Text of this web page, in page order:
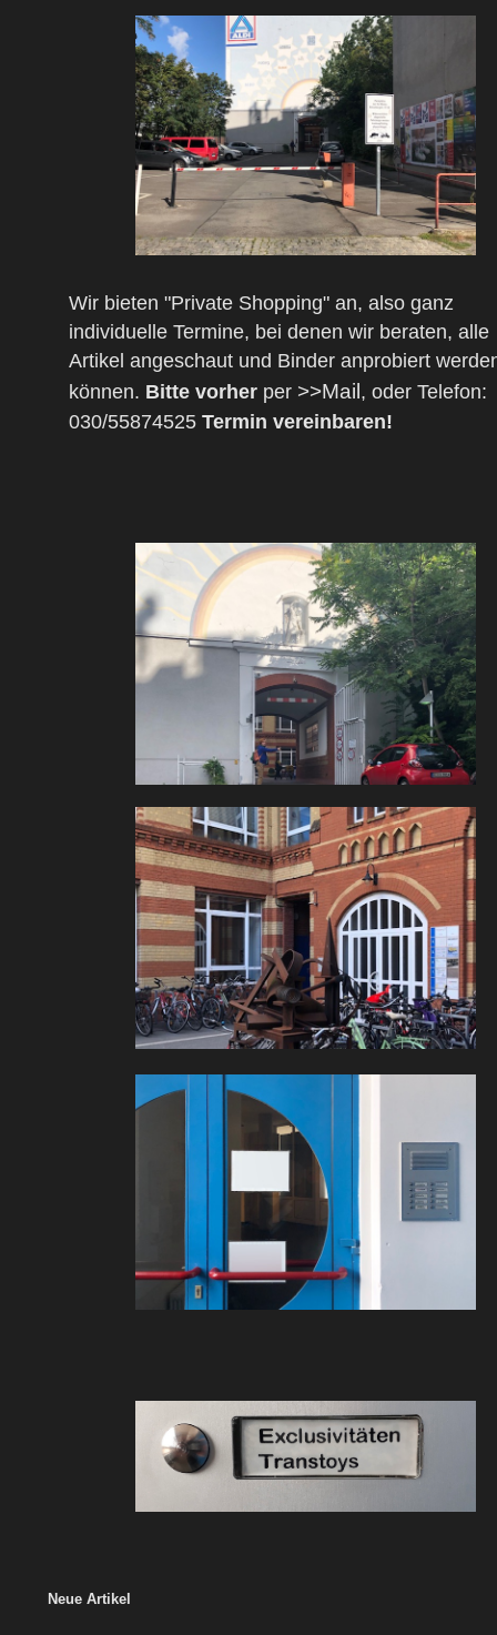
Wir bieten "Private Shopping" an, also ganz
individuelle Termine, bei denen wir beraten, alle
Artikel angeschaut und Binder anprobiert
können. Bitte vorher per >>Mail, oder Telefon:
030/55874525 Termin vereinbaren!
Neue Artikel